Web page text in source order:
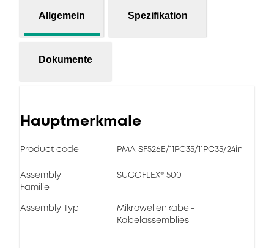
Allgemein Spezifikation
Dokumente
Hauptmerkmale
Product code PMA SF526E/11PC35/11PC35/24in
Assembly
Familie
SUCOFLEX® 500
Assembly Typ
Mikrowellenkabel-
Kabelassemblies